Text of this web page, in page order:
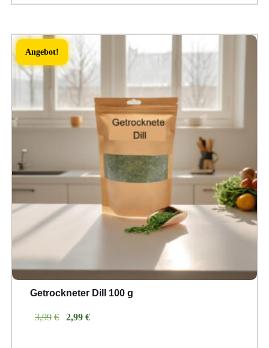
€2,99
€2,49.
Angebot!
Getrockneter Dill 100 g
€
3,99
Ursprünglicher
€
2,99
Aktueller